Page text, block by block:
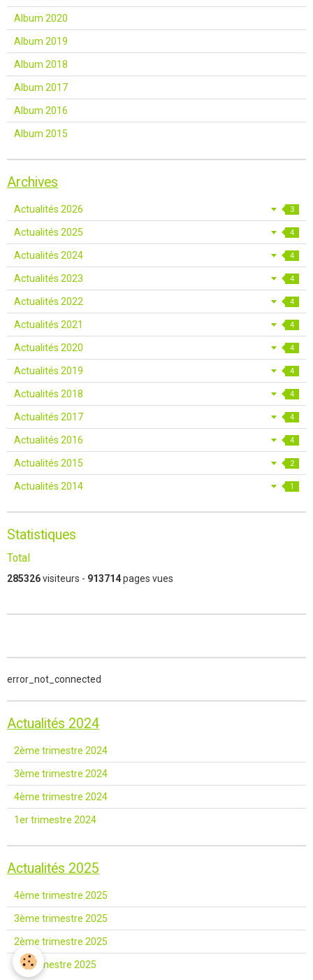
Album 2020
Album 2019
Album 2018
Album 2017
Album 2016
Album 2015
Archives
Actualités 2026 3
Actualités 2025 4
Actualités 2024 4
Actualités 2023 4
Actualités 2022 4
Actualités 2021 4
Actualités 2020 4
Actualités 2019 4
Actualités 2018 4
Actualités 2017 4
Actualités 2016 4
Actualités 2015 2
Actualités 2014 1
Statistiques
Total
285326visiteurs - 913714pages vues
error_not_connected
Actualités 2024
2ème trimestre 2024
3ème trimestre 2024
4ème trimestre 2024
1er trimestre 2024
Actualités 2025
4ème trimestre 2025
3ème trimestre 2025
2ème trimestre 2025
1er trimestre 2025